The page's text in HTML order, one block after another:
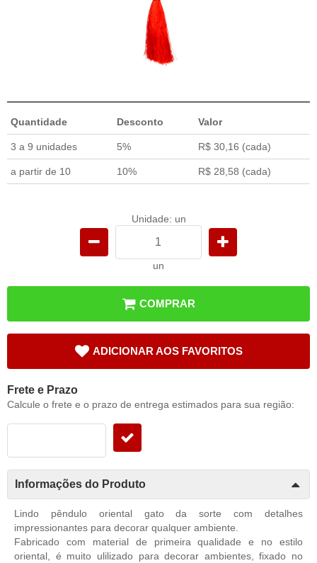
Quantidade Desconto Valor
3 a 9 unidades 5% R$ 30,16 (cada)
a partir de 10 10% R$ 28,58 (cada)
Unidade: un
un
COMPRAR
ADICIONAR AOS FAVORITOS
Frete e Prazo
Calcule o frete e o prazo de entrega estimados para sua região:
Informações do Produto
Lindo pêndulo oriental gato da sorte com detalhes
impressionantes para decorar qualquer ambiente.
Fabricado com material de primeira qualidade e no estilo
oriental, é muito ulilizado para decorar ambientes, fixado no